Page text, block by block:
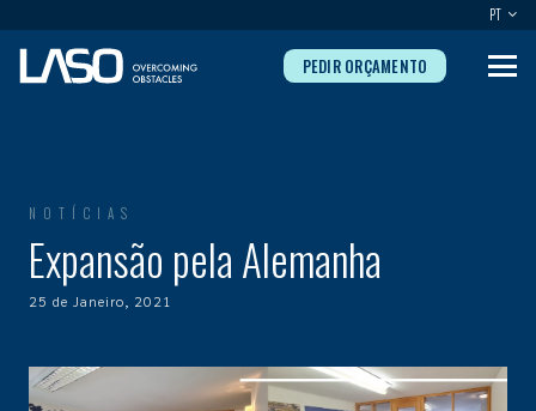
PT
PEDIR ORÇAMENTO
NOTÍCIAS
Expansão pela Alemanha
25 de Janeiro, 2021